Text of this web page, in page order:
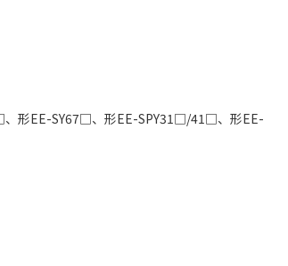
、形EE-SY67□、形EE-SPY31□/41□、形EE-